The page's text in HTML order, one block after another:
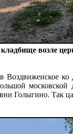
возле
Голыгино. Так